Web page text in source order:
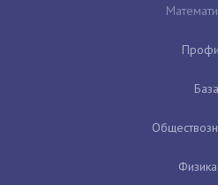
База
Физика